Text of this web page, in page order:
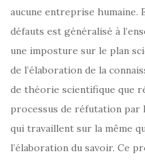
aucune entreprise humaine.
défauts est généralisé à
une imposture sur le plan
de l’élaboration de la
de théorie scientifique que
processus de réfutation par
qui travaillent sur la même
l’élaboration du savoir. Ce